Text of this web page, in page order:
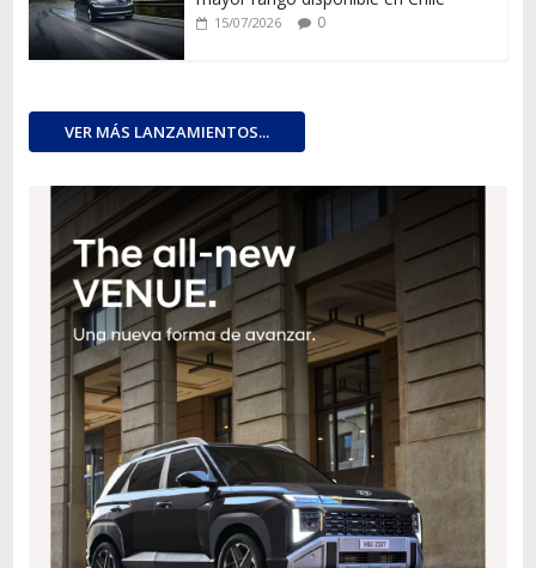
15/07/2026 0
VER MÁS LANZAMIENTOS...